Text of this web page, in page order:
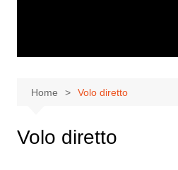
Home Volo diretto
Volo diretto